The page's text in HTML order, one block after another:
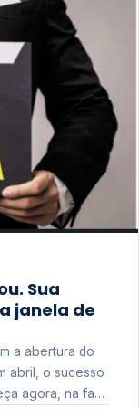
janela de
abril, o sucesso
agora, na fase